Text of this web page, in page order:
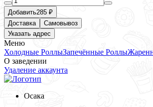
Добавить285 ₽
Доставка
Самовывоз
Указать адрес
Меню
Холодные РоллыЗапечённые Роллы
О заведении
Удаление аккаунта
Осака